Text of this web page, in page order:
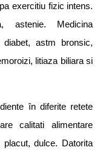
exercitiu fizic intens.
astenie. Medicina
astm bronsic,
litiaza biliara si
în diferite retete
calitati alimentare
dulce. Datorita